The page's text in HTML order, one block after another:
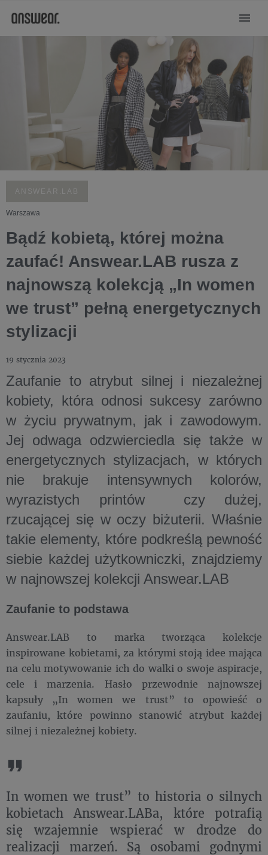
ANSWEAR.LAB
Warszawa
Bądź kobietą, której można
zaufać! Answear.LAB rusza z
najnowszą kolekcją „In women
we trust” pełną energetycznych
stylizacji
19 stycznia 2023
Zaufanie to atrybut silnej i niezależnej
kobiety, która odnosi sukcesy zarówno
w życiu prywatnym, jak i zawodowym.
Jej odwaga odzwierciedla się także w
energetycznych stylizacjach, w których
nie brakuje intensywnych kolorów,
wyrazistych printów czy dużej,
rzucającej się w oczy biżuterii. Właśnie
takie elementy, które podkreślą pewność
siebie każdej użytkowniczki, znajdziemy
w najnowszej kolekcji Answear.LAB
Zaufanie to podstawa
Answear.LAB to marka tworząca kolekcje
inspirowane kobietami, za którymi stoją idee mająca
na celu motywowanie ich do walki o swoje aspiracje,
cele i marzenia. Hasło przewodnie najnowszej
kapsuły „In women we trust” to opowieść o
zaufaniu, które powinno stanowić atrybut każdej
silnej i niezależnej kobiety.
In women we trust” to historia o silnych
kobietach Answear.LABa, które potrafią
się wzajemnie wspierać w drodze do
realizacji marzeń. Są osobami godnymi